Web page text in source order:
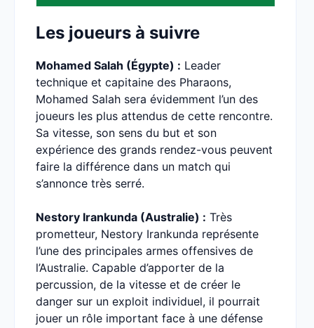
Les joueurs à suivre
Mohamed Salah (Égypte) : Leader
technique et capitaine des Pharaons,
Mohamed Salah sera évidemment l’un des
joueurs les plus attendus de cette rencontre.
Sa vitesse, son sens du but et son
expérience des grands rendez-vous peuvent
faire la différence dans un match qui
s’annonce très serré.
Nestory Irankunda (Australie) : Très
prometteur, Nestory Irankunda représente
l’une des principales armes offensives de
l’Australie. Capable d’apporter de la
percussion, de la vitesse et de créer le
danger sur un exploit individuel, il pourrait
jouer un rôle important face à une défense